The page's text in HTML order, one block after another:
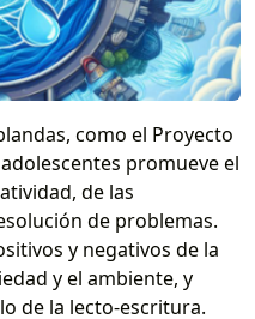
como el Proyecto
promueve el
de las
de problemas.
y negativos de la
y el ambiente, y
de la lecto-escritura.